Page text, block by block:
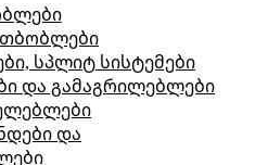
სპლიტ სისტემები
და გამაგრილებლები
და